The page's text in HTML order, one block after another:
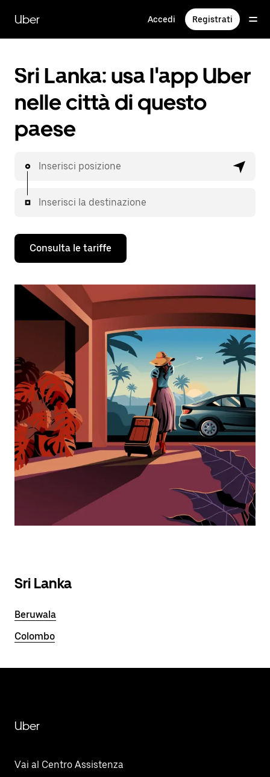
contenuto
principale
Uber Accedi Registrati
Sri Lanka: usa l'app Uber
nelle città di questo
paese
Inserisci posizione
Inserisci la destinazione
Consulta le tariffe
Sri Lanka
Beruwala
Colombo
Uber
Vai al Centro Assistenza